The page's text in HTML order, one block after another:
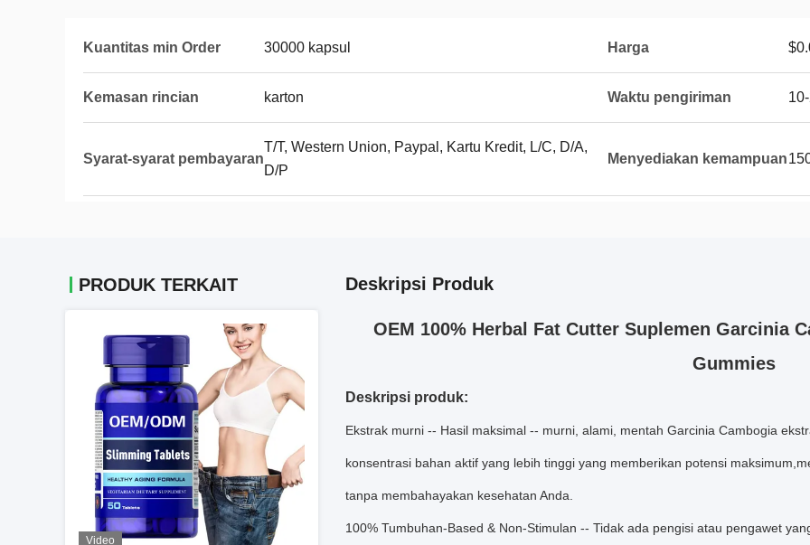
Kuantitas min Order 30000 kapsul Harga
Kemasan rincian karton Waktu pengiriman
Syarat-syarat pembayaran
T/T, Western Union, Paypal, Kartu Kredit, L/C, D/A,
D/P
Menyediakan kemampuan
PRODUK TERKAIT
Video
Deskripsi Produk
OEM 100% Herbal Fat Cutter Suplemen Garcinia
Gummies
Deskripsi produk:
Ekstrak murni -- Hasil maksimal -- murni, alami, mentah Garcinia Cambogia
konsentrasi bahan aktif yang lebih tinggi yang memberikan potensi
tanpa membahayakan kesehatan Anda.
100% Tumbuhan-Based & Non-Stimulan -- Tidak ada pengisi atau pengawet